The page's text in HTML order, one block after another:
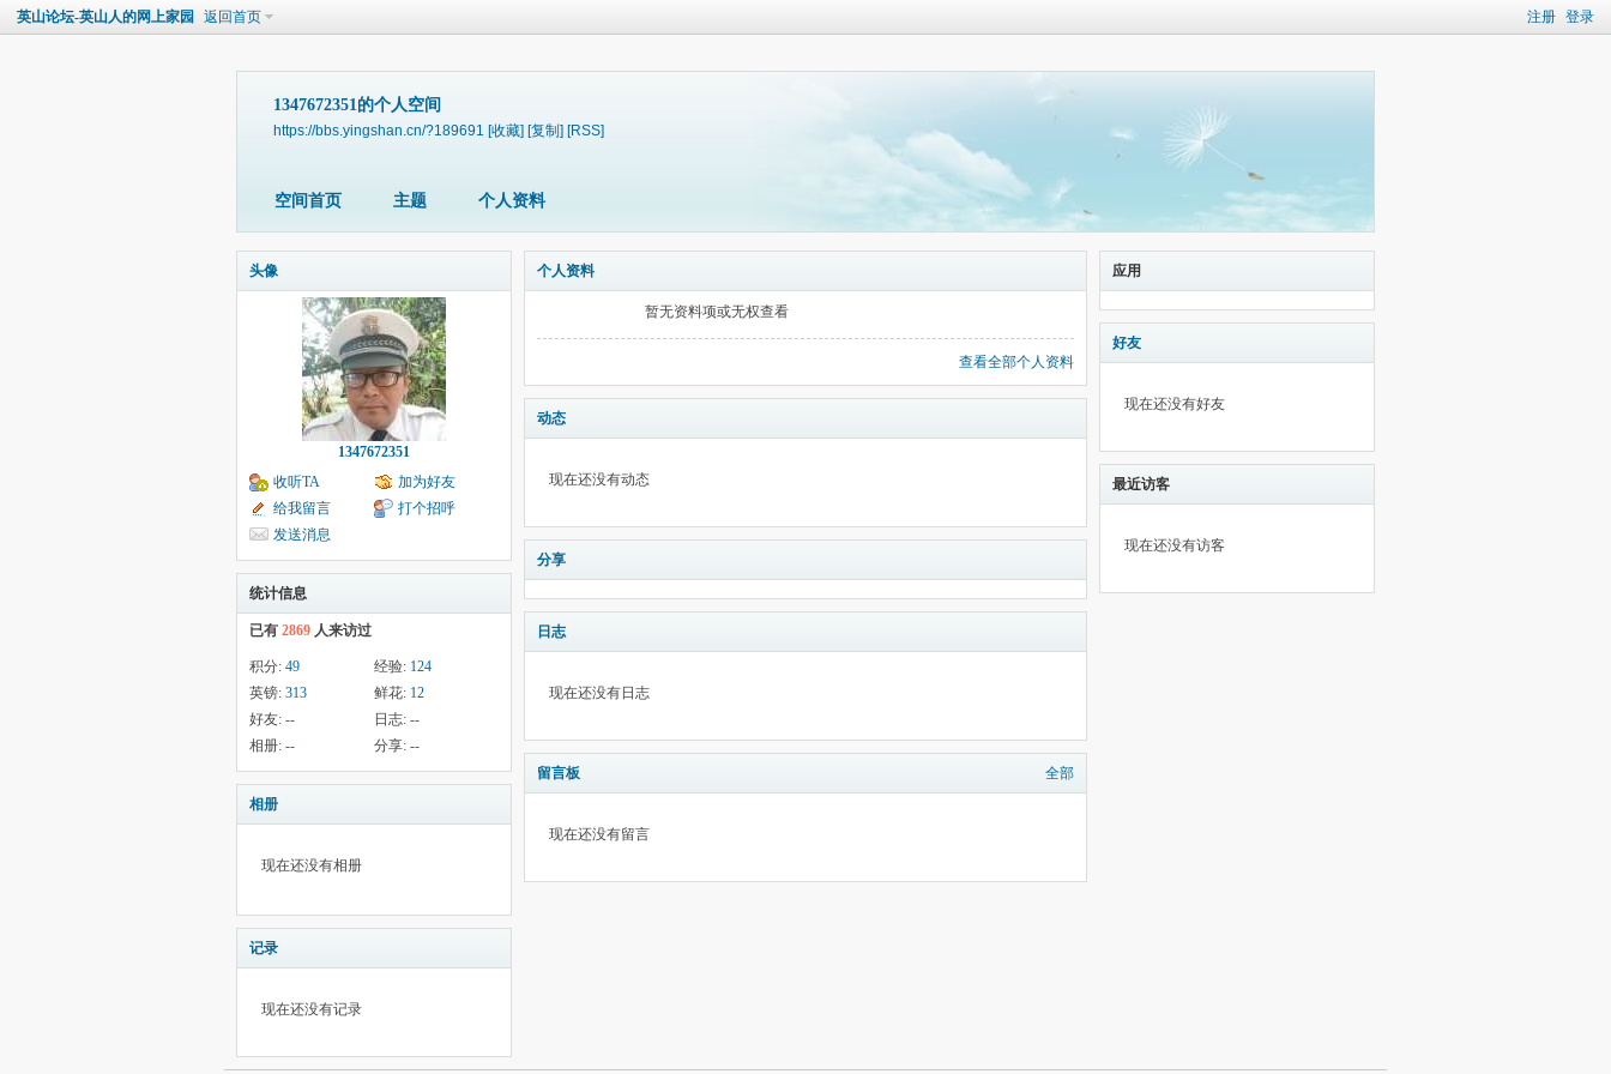
注册 登录
英山论坛-英山人的网上家园 返回首页
1347672351的个人空间
https://bbs.yingshan.cn/?189691 [收藏] [复制] [RSS]
空间首页 主题 个人资料
头像
1347672351
收听TA
加为好友
给我留言
打个招呼
发送消息
统计信息
已有 2869 人来访过
积分: 49 经验: 124
英镑: 313 鲜花: 12
好友: -- 日志: --
相册: -- 分享: --
相册
现在还没有相册
记录
现在还没有记录
个人资料
暂无资料项或无权查看
查看全部个人资料
动态
现在还没有动态
分享
日志
现在还没有日志
留言板 全部
现在还没有留言
应用
好友
现在还没有好友
最近访客
现在还没有访客